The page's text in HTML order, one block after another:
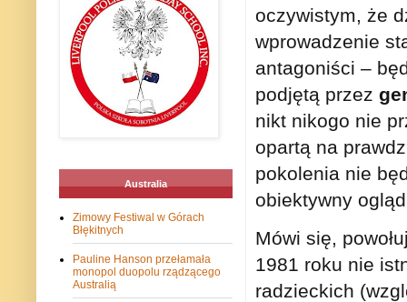
oczywistym, że
wprowadzenie
antagoniści –
podjętą przez
nikt nikogo nie
opartą na
pokolenia nie
obiektywny
Mówi się,
1981 roku nie
radzieckich
Australia
Zimowy Festiwal w Górach
Błękitnych
Pauline Hanson przełamała
monopol duopolu rządzącego
Australią